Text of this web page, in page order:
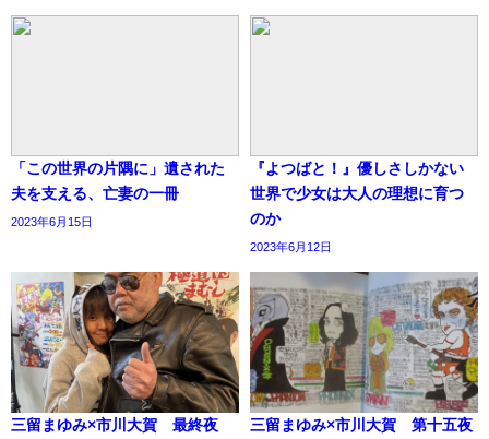
「この世界の片隅に」遺された
夫を支える、亡妻の一冊
2023年6月15日
『よつばと！』優しさしかない
世界で少女は大人の理想に育つ
のか
2023年6月12日
三留まゆみ×市川大賀 最終夜
三留まゆみ×市川大賀 第十五夜